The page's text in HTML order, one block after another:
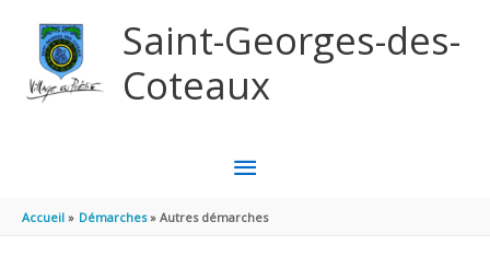
Saint-Georges-des-
Coteaux
MENU
PRINCIPAL
Accueil Démarches Autres démarches